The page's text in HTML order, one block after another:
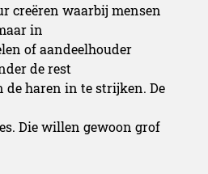
creëren waarbij mensen
in
of aandeelhouder
de rest
de haren in te strijken. De
Die willen gewoon grof